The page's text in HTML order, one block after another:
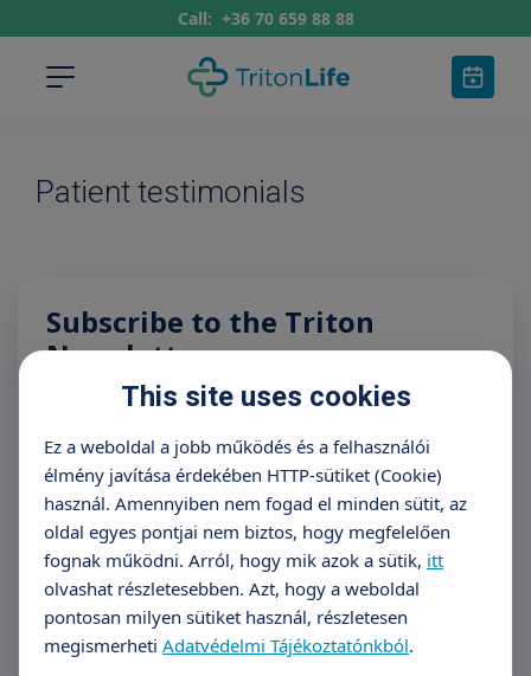
Call: +36 70 659 88 88
Patient testimonials
Subscribe to the Triton
Newsletter
E-mail address
Subscribe
I have read the data management information.
I consent to the Controller processing my personal data
for registration purposes.
This site uses cookies
Ez a weboldal a jobb működés és a felhasználói
élmény javítása érdekében HTTP-sütiket (Cookie)
használ. Amennyiben nem fogad el minden sütit, az
oldal egyes pontjai nem biztos, hogy megfelelően
fognak működni. Arról, hogy mik azok a sütik, itt
olvashat részletesebben. Azt, hogy a weboldal
pontosan milyen sütiket használ, részletesen
megismerheti Adatvédelmi Tájékoztatónkból.